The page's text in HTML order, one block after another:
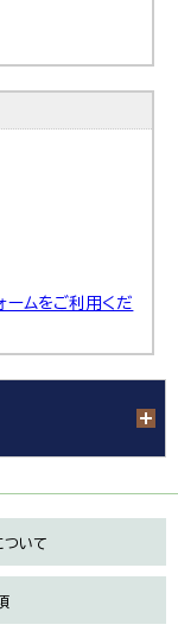
ームをご利用くだ
ついて